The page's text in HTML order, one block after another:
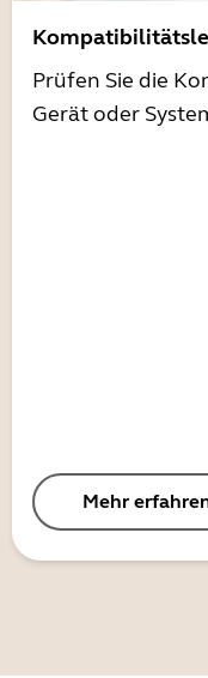
Prüfen Sie die
Gerät oder
Mehr